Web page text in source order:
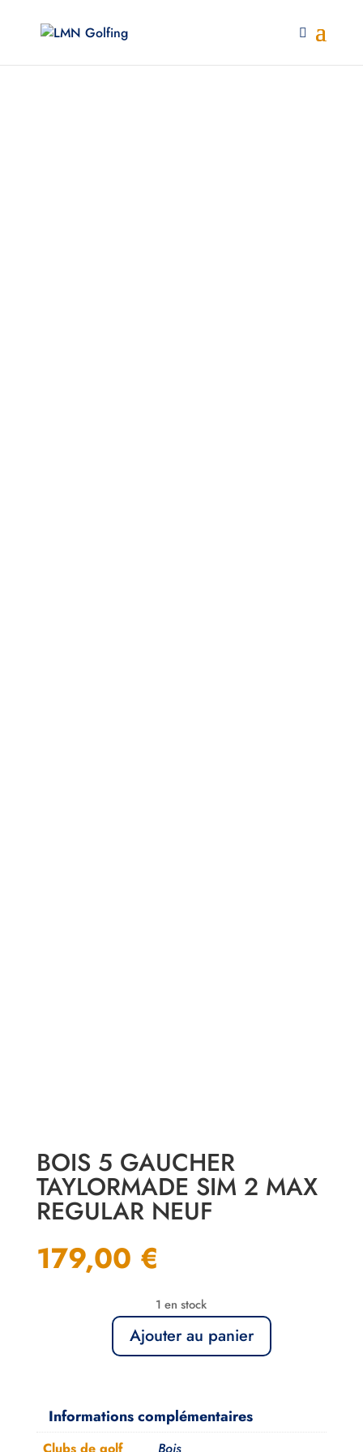
BOIS 5 GAUCHER
TAYLORMADE SIM 2 MAX
REGULAR NEUF
179,00 €
1 en stock
quantité
5
Gaucher
Ajouter au panier
Informations complémentaires